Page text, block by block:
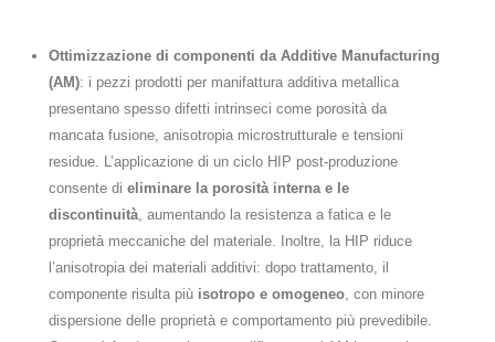
Ottimizzazione di componenti da Additive Manufacturing
(AM): i pezzi prodotti per manifattura additiva metallica
presentano spesso difetti intrinseci come porosità da
mancata fusione, anisotropia microstrutturale e tensioni
residue. L’applicazione di un ciclo HIP post-produzione
consente di eliminare la porosità interna e le
discontinuità, aumentando la resistenza a fatica e le
proprietà meccaniche del materiale. Inoltre, la HIP riduce
l’anisotropia dei materiali additivi: dopo trattamento, il
componente risulta più isotropo e omogeneo, con minore
dispersione delle proprietà e comportamento più prevedibile​.